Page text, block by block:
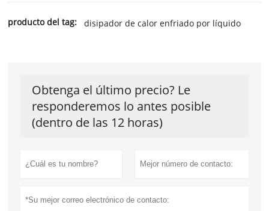
producto del tag: disipador de calor enfriado por líquido
Obtenga el último precio? Le
responderemos lo antes posible
(dentro de las 12 horas)